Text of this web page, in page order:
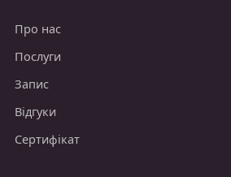
Про нас
Послуги
Запис
Відгуки
Сертифікат